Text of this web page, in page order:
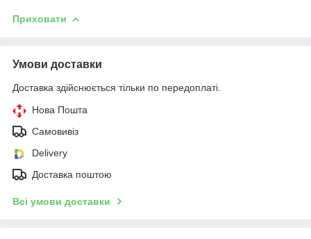
Приховати
Умови доставки
Доставка здійснюється тільки по передоплаті.
Нова Пошта
Самовивіз
Delivery
Доставка поштою
Всі умови доставки